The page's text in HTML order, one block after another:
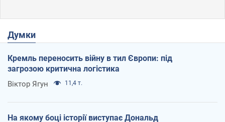
Думки
Кремль переносить війну в тил Європи: під
загрозою критична логістика
Віктор Ягун 11,4 т.
На якому боці історії виступає Дональд